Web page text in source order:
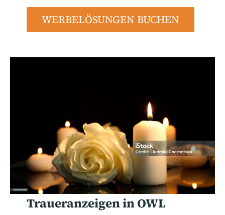
WERBELÖSUNGEN BUCHEN
Traueranzeigen in OWL